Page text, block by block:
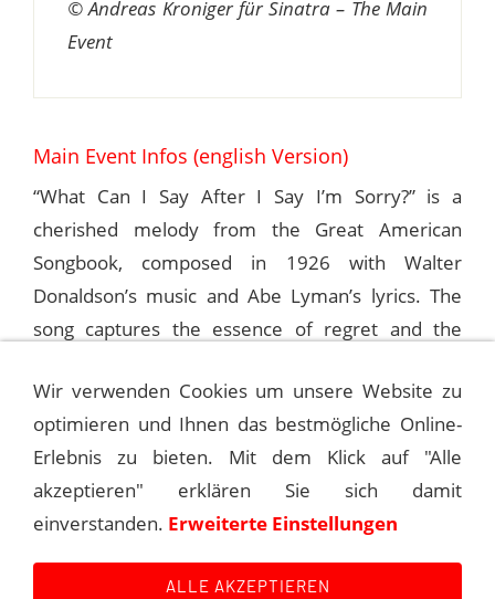
© Andreas Kroniger für Sinatra – The Main
Event
Main Event Infos (english Version)
“What Can I Say After I Say I’m Sorry?” is a
cherished melody from the Great American
Songbook, composed in 1926 with Walter
Donaldson’s music and Abe Lyman’s lyrics. The
song captures the essence of regret and the
Sinatra frequently graced this number on his
radio shows, bringing its heartfelt sentiments to
life.
© Andreas Kroniger for Sinatra – The Main Event
Wir verwenden Cookies um unsere Website zu
optimieren und Ihnen das bestmögliche Online-
Erlebnis zu bieten. Mit dem Klick auf "Alle
akzeptieren" erklären Sie sich damit
einverstanden. Erweiterte Einstellungen
ALLE AKZEPTIEREN